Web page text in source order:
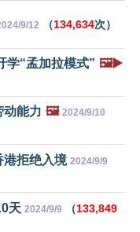
9/12 （134,634次）
学“孟加拉模式” 🖼️▶️
动能力 🖼️ 2024/9/10
港拒绝入境 2024/9/9
天 2024/9/9 （133,849